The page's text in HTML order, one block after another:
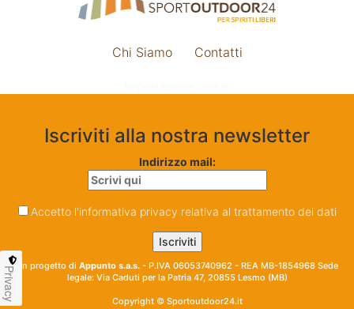
Chi Siamo Contatti
Iscriviti alla nostra newsletter
Indirizzo mail:
Accetto l'informativa privacy relativa al trattamento dei dati
Un progetto di Appunto s.a.s. - P.IVA 06053740962 - REA MB-1854968 Sede
legale: Via Caduti per la Patria 47, 20855 Lesmo (MB)
Copyright © Sportoutdoor24.it
Privacy